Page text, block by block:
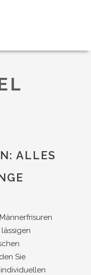
ALLES
Sie